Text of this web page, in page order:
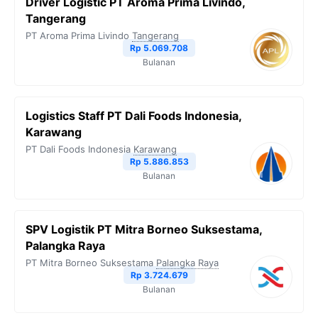
Tangerang
PT Aroma Prima Livindo Tangerang
Rp 5.069.708
Bulanan
Logistics Staff PT Dali Foods Indonesia,
Karawang
PT Dali Foods Indonesia Karawang
Rp 5.886.853
Bulanan
SPV Logistik PT Mitra Borneo Suksestama,
Palangka Raya
PT Mitra Borneo Suksestama Palangka Raya
Rp 3.724.679
Bulanan